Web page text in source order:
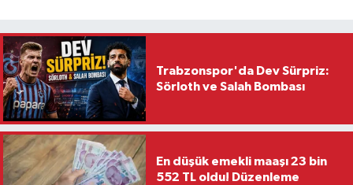
Trabzonspor'da Dev Sürpriz:
Sörloth ve Salah Bombası
En düşük emekli maaşı 23 bin
552 TL oldu! Düzenleme